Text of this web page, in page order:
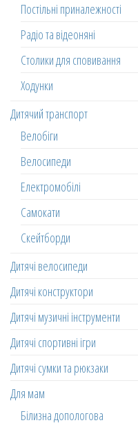
Постільні приналежності
Радіо та відеоняні
Столики для сповивання
Ходунки
Дитячий транспорт
Велобіги
Велосипеди
Електромобілі
Самокати
Скейтборди
Дитячі велосипеди
Дитячі конструктори
Дитячі музичні інструменти
Дитячі спортивні ігри
Дитячі сумки та рюкзаки
Для мам
Білизна допологова